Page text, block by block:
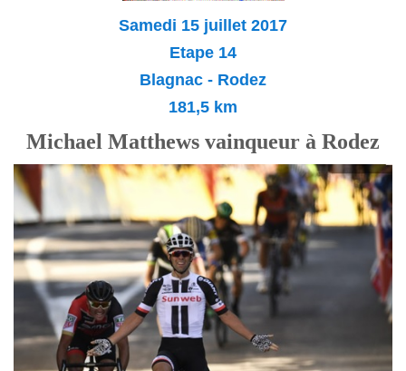
Samedi 15 juillet 2017
Etape 14
Blagnac - Rodez
181,5 km
Michael Matthews vainqueur à Rodez